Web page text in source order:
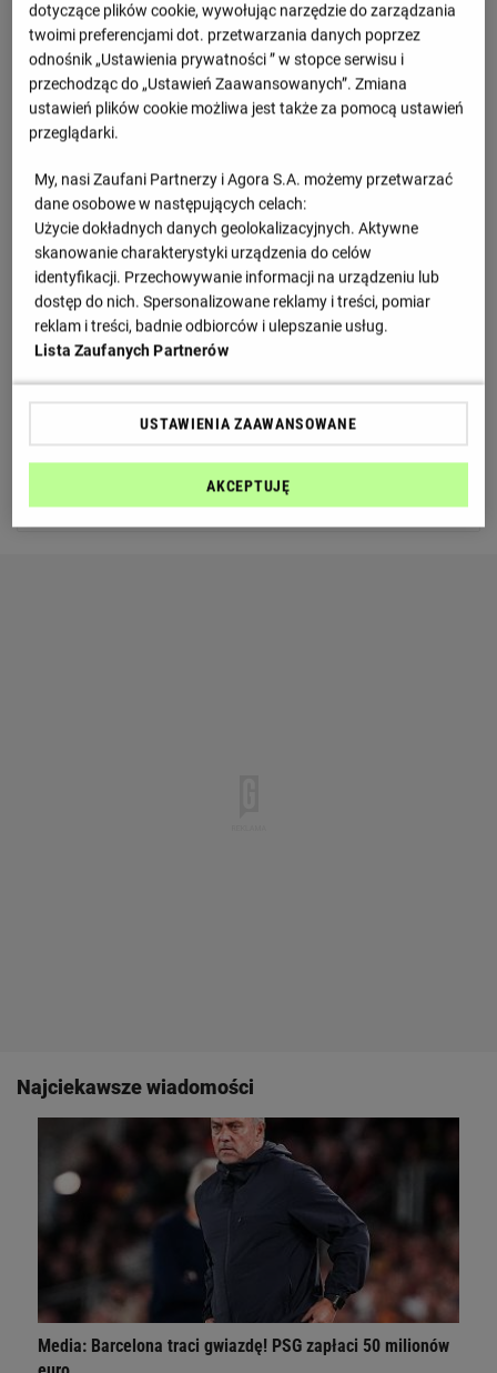
Zobacz więcej
Argentyna
Independiente Rivadavia
Estudiantes 16
Boca Juniors
4 River Plate 16 29
Zobacz więcej
Najciekawsze wiadomości
Media: Barcelona traci gwiazdę! PSG zapłaci 50 milionów
dotyczące plików cookie, wywołując narzędzie do zarządzania
twoimi preferencjami dot. przetwarzania danych poprzez
odnośnik „Ustawienia prywatności ” w stopce serwisu i
przechodząc do „Ustawień Zaawansowanych”. Zmiana
ustawień plików cookie możliwa jest także za pomocą ustawień
przeglądarki.
My, nasi Zaufani Partnerzy i Agora S.A. możemy przetwarzać
dane osobowe w następujących celach:
Użycie dokładnych danych geolokalizacyjnych. Aktywne
skanowanie charakterystyki urządzenia do celów
identyfikacji. Przechowywanie informacji na urządzeniu lub
dostęp do nich. Spersonalizowane reklamy i treści, pomiar
reklam i treści, badnie odbiorców i ulepszanie usług.
Lista Zaufanych Partnerów
USTAWIENIA ZAAWANSOWANE
AKCEPTUJĘ